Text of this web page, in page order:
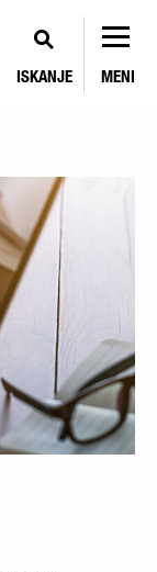
ISKANJE MENI